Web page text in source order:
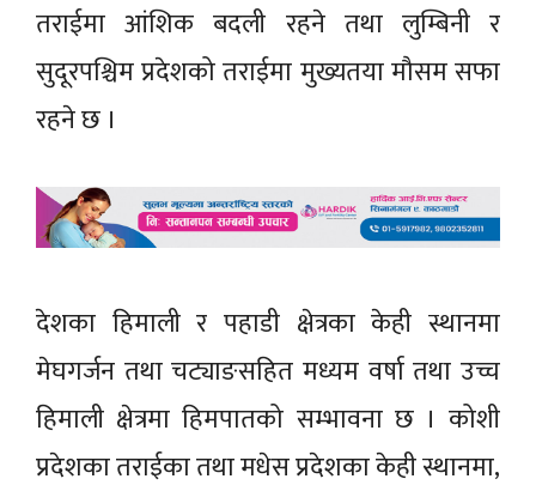
तराईमा आंशिक बदली रहने तथा लुम्बिनी र
सुदूरपश्चिम प्रदेशको तराईमा मुख्यतया मौसम सफा
रहने छ ।
देशका हिमाली र पहाडी क्षेत्रका केही स्थानमा
मेघगर्जन तथा चट्याङसहित मध्यम वर्षा तथा उच्च
हिमाली क्षेत्रमा हिमपातको सम्भावना छ । कोशी
प्रदेशका तराईका तथा मधेस प्रदेशका केही स्थानमा,